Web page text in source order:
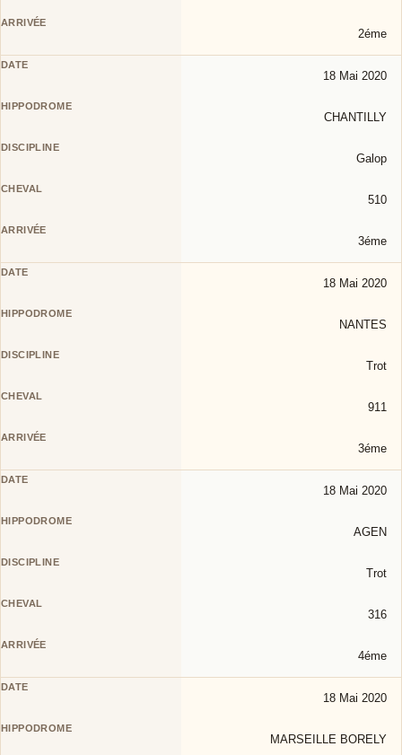
2éme
18 Mai 2020
CHANTILLY
Galop
510
3éme
18 Mai 2020
NANTES
Trot
911
3éme
18 Mai 2020
AGEN
Trot
316
4éme
18 Mai 2020
MARSEILLE BORELY